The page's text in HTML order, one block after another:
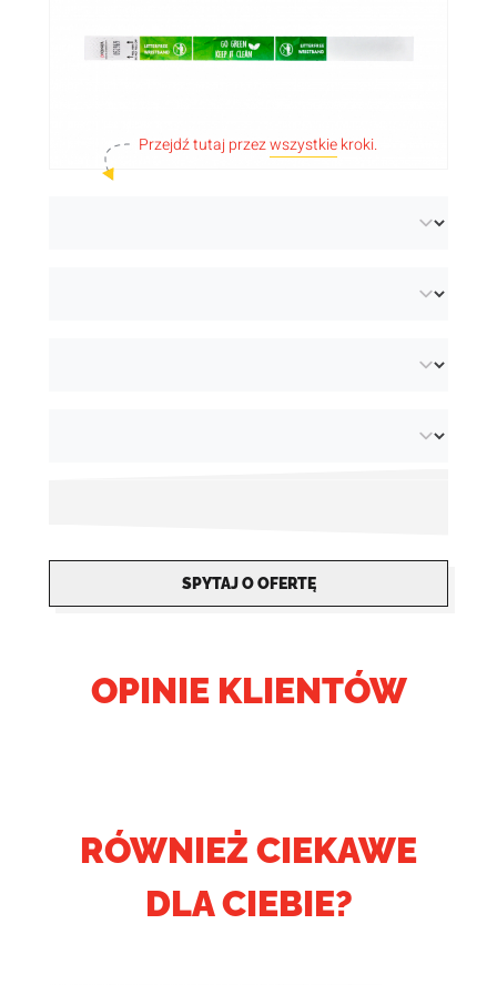
przypadku tych opasek, odklejany kupon
środowisko!
Przejdź tutaj przezwszystkiekroki.
SPYTAJ O OFERTĘ
OPINIE KLIENTÓW
RÓWNIEŻ CIEKAWE
DLA CIEBIE?